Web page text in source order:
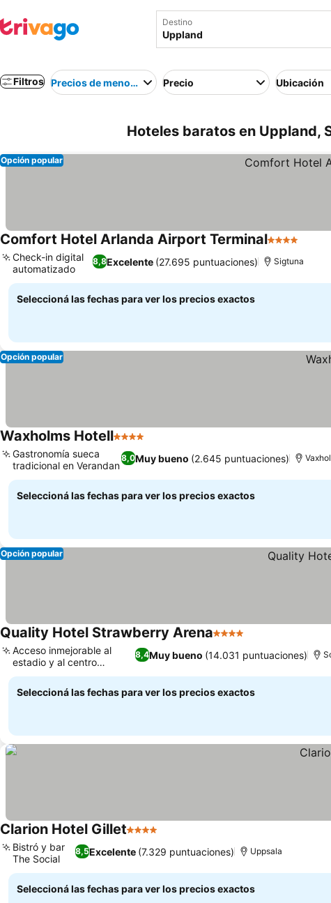
Destino
Filtros Precios de menor a mayorPrecio Ubicación
Hoteles baratos en Uppland,
Opción popular
Comfort Hotel Arlanda Airport Terminal4 Estrellas
8,8Excelente (27.695 puntuaciones)
Check-in digital
automatizado
Sigtuna
Seleccioná las fechas para ver los precios exactos
Opción popular
Waxholms Hotell4 Estrellas
8,0Muy bueno (2.645 puntuaciones)
Gastronomía sueca
tradicional en Verandan
Seleccioná las fechas para ver los precios exactos
Opción popular
Quality Hotel Strawberry Arena4 Estrellas
8,4Muy bueno (14.031 puntuaciones)
Acceso inmejorable al
estadio y al centro
comercial
Seleccioná las fechas para ver los precios exactos
Clarion Hotel Gillet4 Estrellas
8,5Excelente (7.329 puntuaciones)
Bistró y bar
The Social
Uppsala
Seleccioná las fechas para ver los precios exactos